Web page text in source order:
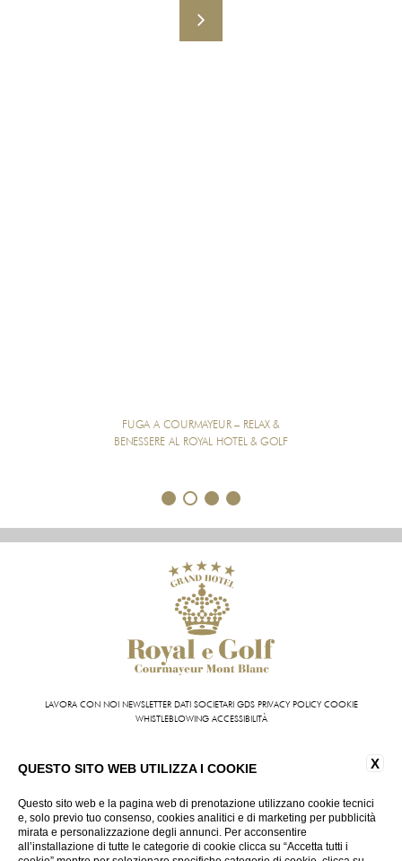
FUGA A COURMAYEUR – RELAX &
BENESSERE AL ROYAL HOTEL & GOLF
2
LAVORA CON NOI NEWSLETTER DATI SOCIETARI GDS PRIVACY POLICY COOKIE
WHISTLEBLOWING ACCESSIBILITÀ
611 | FAX +39 0165 842 093
VIRTUAL TOUR
X
QUESTO SITO WEB UTILIZZA I COOKIE
Questo sito web e la pagina web di prenotazione utilizzano cookie tecnici
e, solo previo tuo consenso, cookies analitici e di marketing per pubblicità
mirata e personalizzazione degli annunci. Per acconsentire
all’installazione di tutte le categorie di cookie clicca su “Accetta tutti i